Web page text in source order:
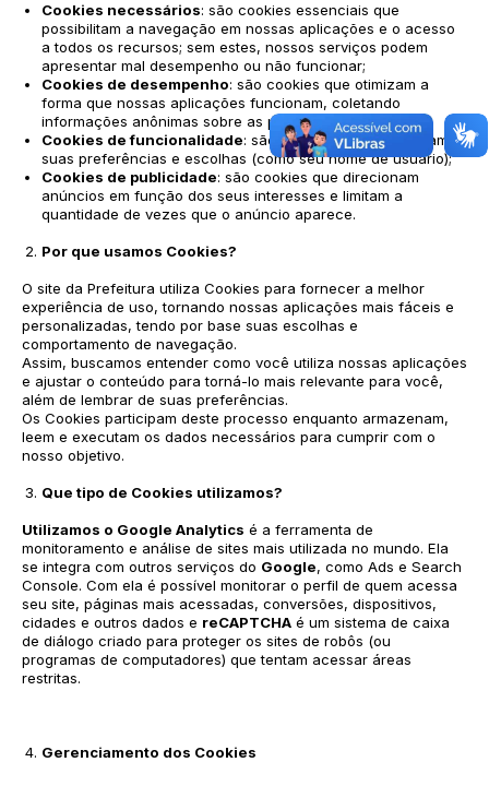
Cookies necessários: são cookies essenciais que
possibilitam a navegação em nossas aplicações e o acesso
a todos os recursos; sem estes, nossos serviços podem
apresentar mal desempenho ou não funcionar;
Cookies de desempenho: são cookies que otimizam a
forma que nossas aplicações funcionam, coletando
informações anônimas sobre as páginas acessadas;
Cookies de funcionalidade: são cookies que memorizam
suas preferências e escolhas (como seu nome de usuário);
Cookies de publicidade: são cookies que direcionam
anúncios em função dos seus interesses e limitam a
quantidade de vezes que o anúncio aparece.
Por que usamos Cookies?
O site da Prefeitura utiliza Cookies para fornecer a melhor
experiência de uso, tornando nossas aplicações mais fáceis e
personalizadas, tendo por base suas escolhas e
comportamento de navegação.
Assim, buscamos entender como você utiliza nossas aplicações
e ajustar o conteúdo para torná-lo mais relevante para você,
além de lembrar de suas preferências.
Os Cookies participam deste processo enquanto armazenam,
leem e executam os dados necessários para cumprir com o
nosso objetivo.
Que tipo de Cookies utilizamos?
Utilizamos o Google Analytics é a ferramenta de
monitoramento e análise de sites mais utilizada no mundo. Ela
se integra com outros serviços do Google, como Ads e Search
Console. Com ela é possível monitorar o perfil de quem acessa
seu site, páginas mais acessadas, conversões, dispositivos,
cidades e outros dados e reCAPTCHA é um sistema de caixa
de diálogo criado para proteger os sites de robôs (ou
programas de computadores) que tentam acessar áreas
restritas.
Gerenciamento dos Cookies